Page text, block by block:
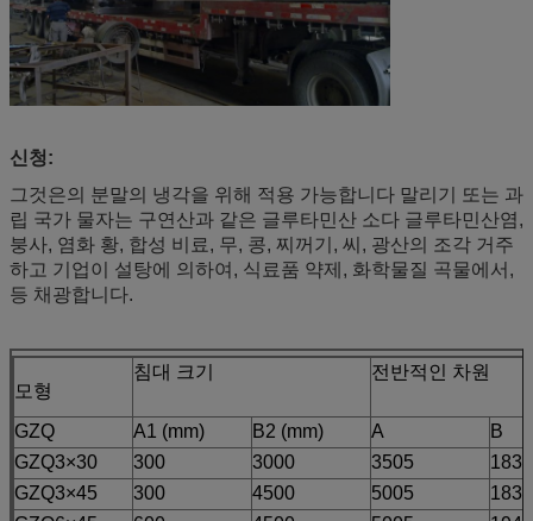
신청:
그것은의 분말의 냉각을 위해 적용 가능합니다 말리기 또는 과
립 국가 물자는 구연산과 같은 글루타민산 소다 글루타민산염,
붕사, 염화 황, 합성 비료, 무, 콩, 찌꺼기, 씨, 광산의 조각 거주
하고 기업이 설탕에 의하여, 식료품 약제, 화학물질 곡물에서,
등 채광합니다.
모형
침대 크기 전반적인 차원
GZQ A1 (mm) B2 (mm) A
B
GZQ3×30
300 3000 3505
GZQ3×45
300 4500 5005